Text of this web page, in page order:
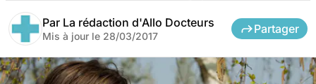
Par La rédaction d'Allo Docteurs
Mis à jour le 28/03/2017
Partager